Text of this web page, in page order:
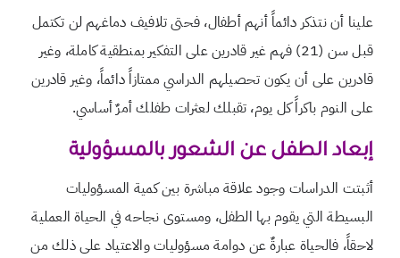
علينا أن نتذكر دائماً أنهم أطفال، فحتى تلافيف دماغهم لن تكتمل
قبل سن (21) فهم غير قادرين على التفكير بمنطقية كاملة، وغير
قادرين على أن يكون تحصيلهم الدراسي ممتازاً دائماً، وغير قادرين
على النوم باكراً كل يوم، تقبلك لعثرات طفلك أمرٌ أساسي.
إبعاد الطفل عن الشعور بالمسؤولية
أثبتت الدراسات وجود علاقة مباشرة بين كمية المسؤوليات
البسيطة التي يقوم بها الطفل، ومستوى نجاحه في الحياة العملية
لاحقاً، فالحياة عبارةٌ عن دوامة مسؤوليات والاعتياد على ذلك من